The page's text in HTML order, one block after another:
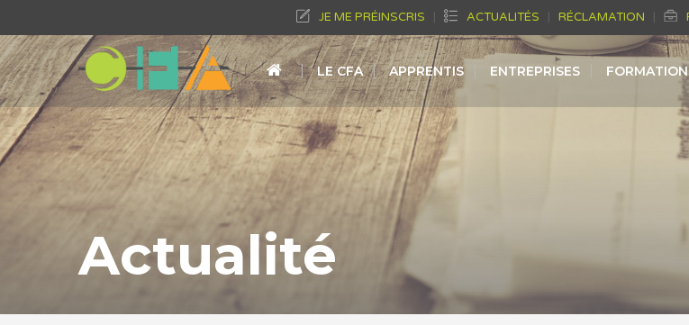
JE ME PRÉINSCRIS ACTUALITÉS RÉCLAMATION
LE CFA APPRENTIS ENTREPRISES
Actualité